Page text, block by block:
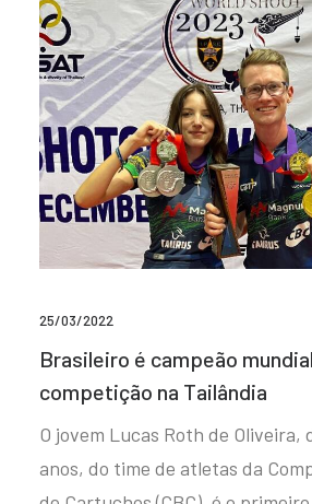
25/03/2022
Brasileiro é campeão
competição na Tailândia
O jovem Lucas Roth de Oliveira,
anos, do time de atletas da